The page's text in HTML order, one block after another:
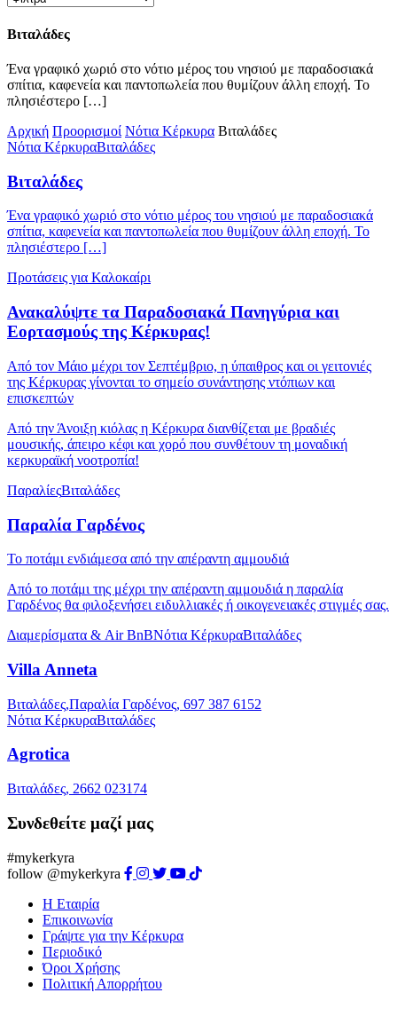
Βιταλάδες
Ένα γραφικό χωριό στο νότιο μέρος του νησιού με παραδοσιακά
σπίτια, καφενεία και παντοπωλεία που θυμίζουν άλλη εποχή. Το
πλησιέστερο […]
Αρχική Προορισμοί Νότια Κέρκυρα Βιταλάδες
Νότια ΚέρκυραΒιταλάδες
Βιταλάδες
Ένα γραφικό χωριό στο νότιο μέρος του νησιού με παραδοσιακά
σπίτια, καφενεία και παντοπωλεία που θυμίζουν άλλη εποχή. Το
πλησιέστερο […]
Προτάσεις για Καλοκαίρι
Ανακαλύψτε τα Παραδοσιακά Πανηγύρια και
Εορτασμούς της Κέρκυρας!
Από τον Μάιο μέχρι τον Σεπτέμβριο, η ύπαιθρος και οι γειτονιές
της Κέρκυρας γίνονται το σημείο συνάντησης ντόπιων και
επισκεπτών
Από την Άνοιξη κιόλας η Κέρκυρα διανθίζεται με βραδιές
μουσικής, άπειρο κέφι και χορό που συνθέτουν τη μοναδική
κερκυραϊκή νοοτροπία!
ΠαραλίεςΒιταλάδες
Παραλία Γαρδένος
Το ποτάμι ενδιάμεσα από την απέραντη αμμουδιά
Από το ποτάμι της μέχρι την απέραντη αμμουδιά η παραλία
Γαρδένος θα φιλοξενήσει ειδυλλιακές ή οικογενειακές στιγμές σας.
Διαμερίσματα & Air BnBΝότια ΚέρκυραΒιταλάδες
Villa Anneta
Βιταλάδες,Παραλία Γαρδένος, 697 387 6152
Νότια ΚέρκυραΒιταλάδες
Agrotica
Βιταλάδες, 2662 023174
Συνδεθείτε μαζί μας
#mykerkyra
follow @mykerkyra
Η Εταιρία
Επικοινωνία
Γράψτε για την Κέρκυρα
Περιοδικό
Όροι Χρήσης
Πολιτική Απορρήτου